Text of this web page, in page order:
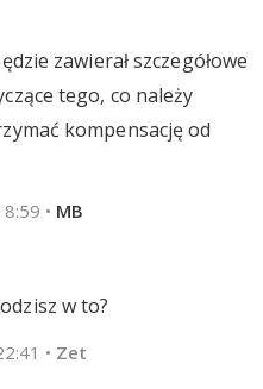
zawierał szczegółowe
tego, co należy
kompensację od
• MB
w to?
• Zet